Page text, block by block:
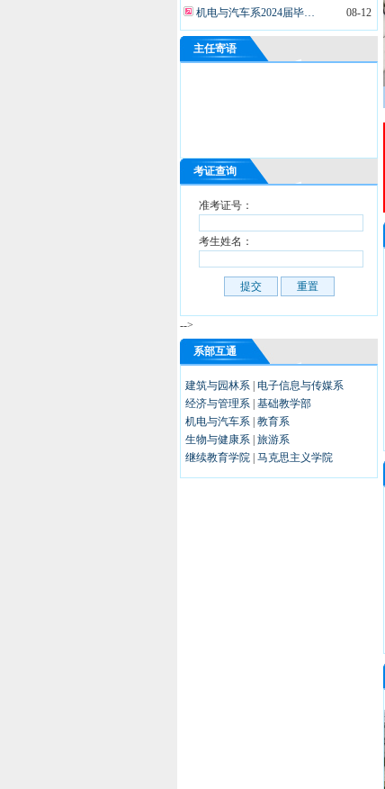
机电与汽车系2024届毕…
08-12
关于申报安徽省教育科学研…
关于做好2021年度质量…
10-27
主任寄语
考证查询
准考证号：
考生姓名：
-->
系部互通
建筑与园林系 电子信息与传媒系
经济与管理系 基础教学部
机电与汽车系 教育系
生物与健康系 旅游系
继续教育学院 马克思主义学院